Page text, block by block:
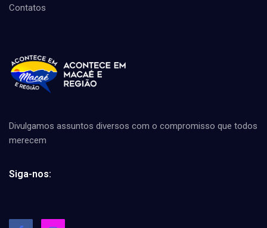
Contatos
Divulgamos assuntos diversos com o compromisso que todos
merecem
Siga-nos: